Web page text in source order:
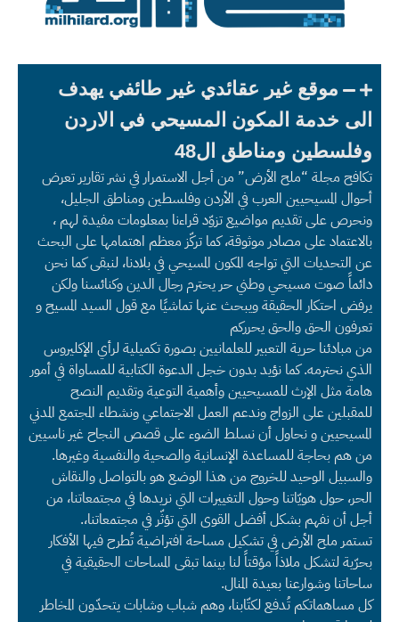
موقع غير عقائدي غير طائفي يهدف
الى خدمة المكون المسيحي في الاردن
وفلسطين ومناطق ال48
تكافح مجلة “ملح الأرض” من أجل الاستمرار في نشر تقارير تعرض
أحوال المسيحيين العرب في الأردن وفلسطين ومناطق الجليل،
ونحرص على تقديم مواضيع تزوّد قراءنا بمعلومات مفيدة لهم ،
بالاعتماد على مصادر موثوقة، كما تركّز معظم اهتمامها على البحث
عن التحديات التي تواجه المكون المسيحي في بلادنا، لنبقى كما نحن
دائماً صوت مسيحي وطني حر يحترم رجال الدين وكنائسنا ولكن
يرفض احتكار الحقيقة ويبحث عنها تماشيًا مع قول السيد المسيح و
تعرفون الحق والحق يحرركم
من مبادئنا حرية التعبير للعلمانيين بصورة تكميلية لرأي الإكليروس
الذي نحترمه. كما نؤيد بدون خجل الدعوة الكتابية للمساواة في أمور
هامة مثل الإرث للمسيحيين وأهمية التوعية وتقديم النصح
للمقبلين على الزواج وندعم العمل الاجتماعي ونشطاء المجتمع المدني
المسيحيين و نحاول أن نسلط الضوء على قصص النجاح غير ناسيين
من هم بحاجة للمساعدة الإنسانية والصحية والنفسية وغيرها.
والسبيل الوحيد للخروج من هذا الوضع هو بالتواصل والنقاش
الحر، حول هويّاتنا وحول التغييرات التي نريدها في مجتمعاتنا، من
أجل أن نفهم بشكل أفضل القوى التي تؤثّر في مجتمعاتنا،.
تستمر ملح الأرض في تشكيل مساحة افتراضية تُطرح فيها الأفكار
بحرّية لتشكل ملاذاً مؤقتاً لنا بينما تبقى المساحات الحقيقية في
ساحاتنا وشوارعنا بعيدة المنال.
كل مساهماتكم تُدفع لكتّابنا، وهم شباب وشابات يتحدّون المخاطر